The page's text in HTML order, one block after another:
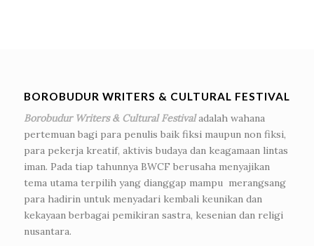
BOROBUDUR WRITERS & CULTURAL FESTIVAL
Borobudur Writers & Cultural Festivaladalah wahana
pertemuan bagi para penulis baik fiksi maupun non fiksi,
para pekerja kreatif, aktivis budaya dan keagamaan lintas
iman. Pada tiap tahunnya BWCF berusaha menyajikan
tema utama terpilih yang dianggap mampu merangsang
para hadirin untuk menyadari kembali keunikan dan
kekayaan berbagai pemikiran sastra, kesenian dan religi
nusantara.